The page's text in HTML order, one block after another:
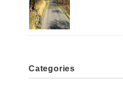
Categories